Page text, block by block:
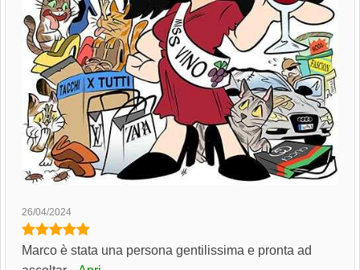
26/04/2024
Marco è stata una persona gentilissima e pronta ad